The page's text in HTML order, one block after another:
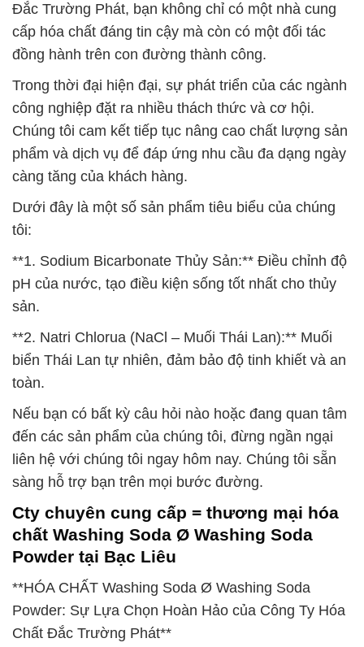
Đắc Trường Phát, bạn không chỉ có một nhà cung
cấp hóa chất đáng tin cậy mà còn có một đối tác
đồng hành trên con đường thành công.
Trong thời đại hiện đại, sự phát triển của các ngành
công nghiệp đặt ra nhiều thách thức và cơ hội.
Chúng tôi cam kết tiếp tục nâng cao chất lượng sản
phẩm và dịch vụ để đáp ứng nhu cầu đa dạng ngày
càng tăng của khách hàng.
Dưới đây là một số sản phẩm tiêu biểu của chúng
tôi:
**1. Sodium Bicarbonate Thủy Sản:** Điều chỉnh độ
pH của nước, tạo điều kiện sống tốt nhất cho thủy
sản.
**2. Natri Chlorua (NaCl – Muối Thái Lan):** Muối
biển Thái Lan tự nhiên, đảm bảo độ tinh khiết và an
toàn.
Nếu bạn có bất kỳ câu hỏi nào hoặc đang quan tâm
đến các sản phẩm của chúng tôi, đừng ngần ngại
liên hệ với chúng tôi ngay hôm nay. Chúng tôi sẵn
sàng hỗ trợ bạn trên mọi bước đường.
Cty chuyên cung cấp = thương mại hóa
chất Washing Soda Ø Washing Soda
Powder tại Bạc Liêu
**HÓA CHẤT Washing Soda Ø Washing Soda
Powder: Sự Lựa Chọn Hoàn Hảo của Công Ty Hóa
Chất Đắc Trường Phát**